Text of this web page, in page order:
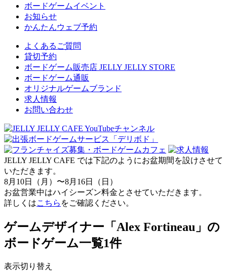
ボードゲームイベント
お知らせ
かんたんウェブ予約
よくあるご質問
貸切予約
ボードゲーム販売店 JELLY JELLY STORE
ボードゲーム通販
オリジナルゲームブランド
求人情報
お問い合わせ
JELLY JELLY CAFE では下記のようにお盆期間を設けさせて
いただきます。
8月10日（月）〜8月16日（日）
お盆営業中はハイシーズン料金とさせていただきます。
詳しくはこちら をご確認ください。
ゲームデザイナー「Alex Fortineau」の
ボードゲーム一覧1件
表示切り替え